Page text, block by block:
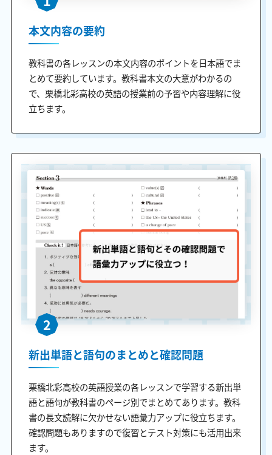
本文内容の要約
教科書の各レッスンの本文内容のポイントを日本語でま
とめて要約しています。教科書本文の大意がわかるの
で、栗橋北彩高校の英語の授業前の予習や内容理解に役
立ちます。
2
新出単語と語句のまとめと確認問題
栗橋北彩高校の英語授業の各レッスンで学習する新出単
語と語句が教科書のページ別でまとめてあります。教科
書の長文読解に欠かせない語彙力アップに役立ちます。
確認問題もありますので復習とテスト対策にも活用出来
ます。